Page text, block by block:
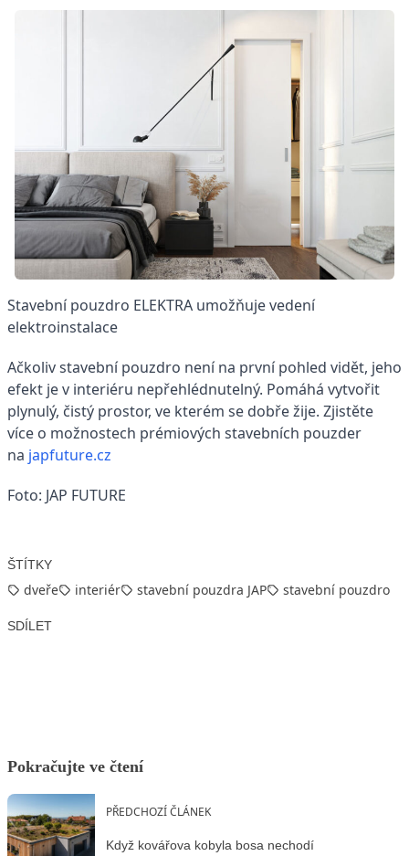
Stavební pouzdro ELEKTRA umožňuje vedení
elektroinstalace
Ačkoliv stavební pouzdro není na první pohled vidět, jeho
efekt je v interiéru nepřehlédnutelný. Pomáhá vytvořit
plynulý, čistý prostor, ve kterém se dobře žije. Zjistěte
více o možnostech prémiových stavebních pouzder
na japfuture.cz
Foto: JAP FUTURE
ŠTÍTKY
dveře interiér stavební pouzdra JAP stavební pouzdro
SDÍLET
Pokračujte ve čtení
PŘEDCHOZÍ ČLÁNEK
Když kovářova kobyla bosa nechodí